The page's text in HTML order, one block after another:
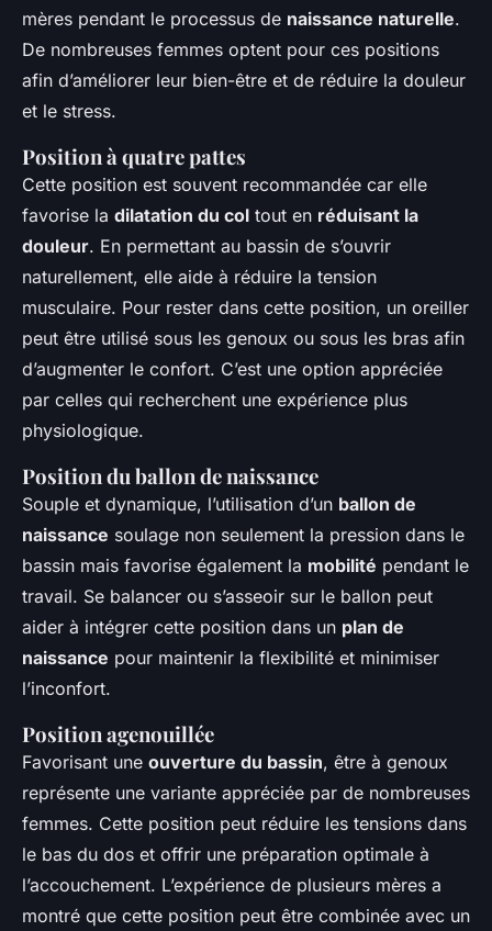
mères pendant le processus de naissance naturelle.
De nombreuses femmes optent pour ces positions
afin d’améliorer leur bien-être et de réduire la douleur
et le stress.
Position à quatre pattes
Cette position est souvent recommandée car elle
favorise la dilatation du col tout en réduisant la
douleur. En permettant au bassin de s’ouvrir
naturellement, elle aide à réduire la tension
musculaire. Pour rester dans cette position, un oreiller
peut être utilisé sous les genoux ou sous les bras afin
d’augmenter le confort. C’est une option appréciée
par celles qui recherchent une expérience plus
physiologique.
Position du ballon de naissance
Souple et dynamique, l’utilisation d’un ballon de
naissance soulage non seulement la pression dans le
bassin mais favorise également la mobilité pendant le
travail. Se balancer ou s’asseoir sur le ballon peut
aider à intégrer cette position dans un plan de
naissance pour maintenir la flexibilité et minimiser
l’inconfort.
Position agenouillée
Favorisant une ouverture du bassin, être à genoux
représente une variante appréciée par de nombreuses
femmes. Cette position peut réduire les tensions dans
le bas du dos et offrir une préparation optimale à
l’accouchement. L’expérience de plusieurs mères a
montré que cette position peut être combinée avec un